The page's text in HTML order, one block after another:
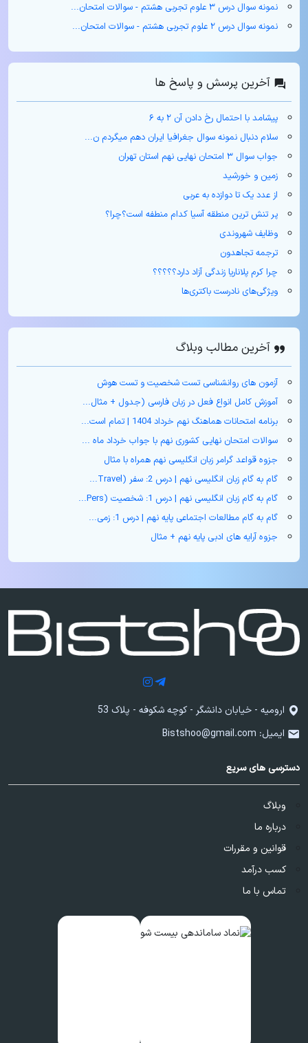
نمونه سوال درس ۳ علوم تجربی هشتم - سوالات امتحان...
نمونه سوال درس ۲ علوم تجربی هشتم - سوالات امتحان...
آخرین پرسش و پاسخ ها
پیشامد با احتمال رخ دادن آن ۲ به ۶
سلام دنبال نمونه سوال جغرافیا ایران دهم میگردم ن...
جواب سوال ۳ امتحان نهایی نهم استان تهران
زمین و خورشید
از عدد یک تا دوازده به عربی
پر تنش ترین منطقه آسیا کدام منطفه است؟چرا؟
وظایف شهروندی
ترجمه تجاهدون
چرا کرم پلاناریا زندگی آزاد دارد؟؟؟؟؟
ویژگی‌های نادرست باکتری‌ها
آخرین مطالب وبلاگ
آزمون های روانشناسی تست شخصیت و تست هوش
آموزش کامل انواع فعل در زبان فارسی (جدول + مثال‌...
برنامه امتحانات هماهنگ نهم خرداد 1404 | تمام است...
سوالات امتحان نهایی کشوری نهم با جواب خرداد ماه ...
جزوه قواعد گرامر زبان انگلیسی نهم همراه با مثال
گام به گام زبان انگلیسی نهم | درس 2: سفر (Travel...
گام به گام زبان انگلیسی نهم | درس 1: شخصیت (Pers...
گام به گام مطالعات اجتماعی پایه نهم | درس 1: زمی...
جزوه آرایه های ادبی پایه نهم + مثال
ارومیه - خیابان دانشگر - کوچه شکوفه - پلاک 53
ایمیل: Bistshoo@gmail.com
دسترسی های سریع
وبلاگ
درباره ما
قوانین و مقررات
کسب درآمد
تماس با ما